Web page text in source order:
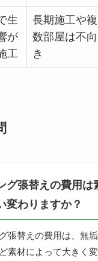
生
が
工
長期施工や複
数部屋は不向
き
グ張替えの費用は
変わりますか？
張替えの費用は、無
素材によって大きく